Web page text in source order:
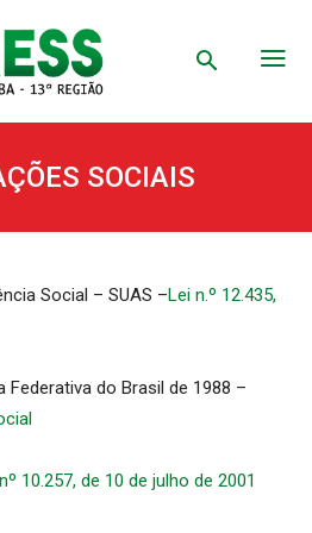
SOCIAIS
Social – SUAS –Lei n.º 12.435,
Federativa do Brasil de 1988 –
10.257, de 10 de julho de 2001